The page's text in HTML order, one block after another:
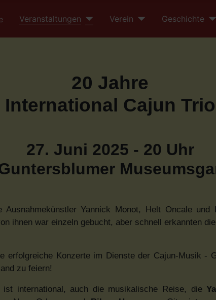
Veranstaltungen Verein Geschichte
20 Jahre
International Cajun Trio
27. Juni 2025 - 20 Uhr
Yannick Monot, Helt Oncale
ihnen war einzeln gebucht, aber schnell erkannten
erfolgreiche Konzerte im Dienste der Cajun-Musik -
zu feiern!
international, auch die musikalische Reise, die